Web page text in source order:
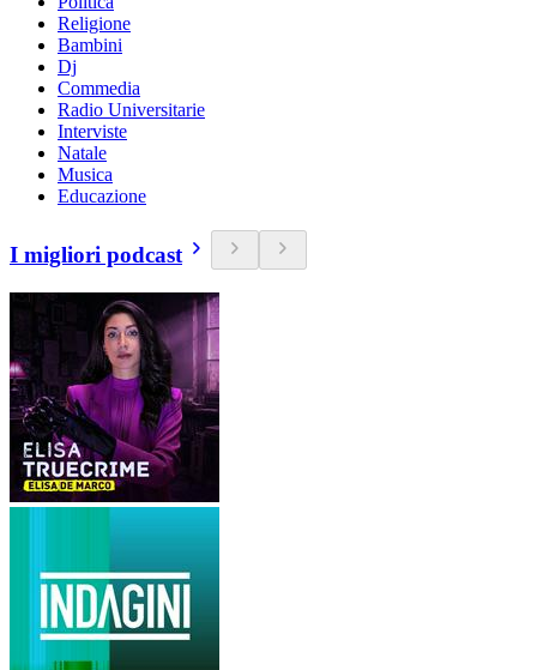
Religione
Bambini
Dj
Commedia
Radio Universitarie
Interviste
Natale
Musica
Educazione
I migliori podcast